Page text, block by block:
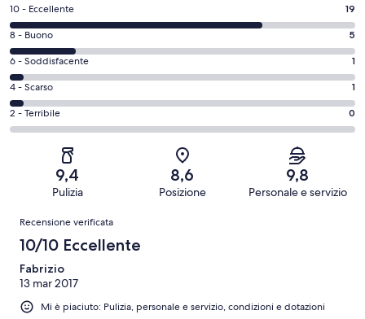
Valutazione
di
10
-
Eccellente.
19
su
26
recensioni
10 - Eccellente 19
Valutazione
di
8
-
Buono.
5
recensioni
8 - Buono 5
Valutazione
di
6
-
Soddisfacente.
recensioni
6 - Soddisfacente 1
Valutazione
di
4
recensioni
4 - Scarso 1
Valutazione
di
Terribile.
su
recensioni
2 - Terribile 0
9,4
Pulizia
8,6
Posizione
9,8
Personale e servizio
Recensioni
Recensione verificata
10/10 Eccellente
Fabrizio
13 mar 2017
Mi è piaciuto: Pulizia, personale e servizio, condizioni e dotazioni